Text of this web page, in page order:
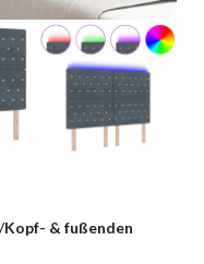
Kopf- & fußenden